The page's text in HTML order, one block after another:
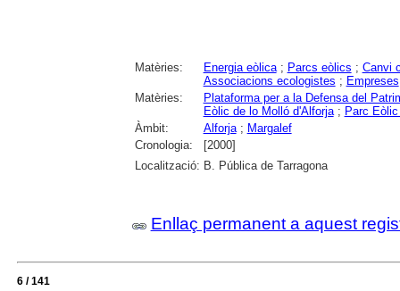
Matèries: Energia eòlica; Parcs eòlics ; Canvi
Associacions ecologistes ; Empreses
Matèries:
Plataforma per a la Defensa del
Eòlic de lo Molló d'Alforja; Parc
Àmbit:
Alforja; Margalef
Cronologia:
[2000]
Localització: B. Pública de Tarragona
Enllaç permanent a aquest
6 / 141